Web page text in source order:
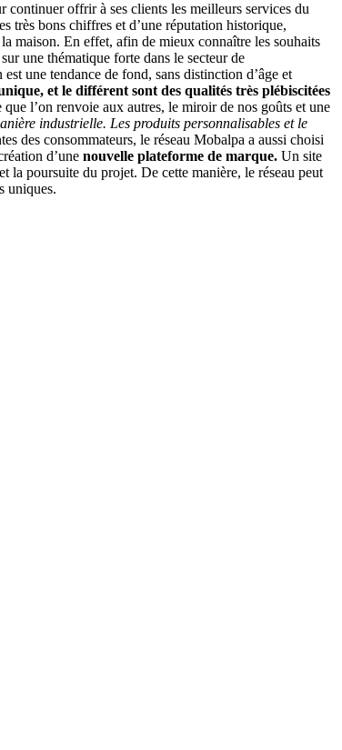
continuer offrir à ses clients les meilleurs services du
très bons chiffres et d’une réputation historique,
maison. En effet, afin de mieux connaître les souhaits
une thématique forte dans le secteur de
une tendance de fond, sans distinction d’âge et
et le différent sont des qualités très plébiscitées
l’on renvoie aux autres, le miroir de nos goûts et une
industrielle. Les produits personnalisables et le
des consommateurs, le réseau Mobalpa a aussi choisi
d’une nouvelle plateforme de marque. Un site
la poursuite du projet. De cette manière, le réseau peut
uniques.